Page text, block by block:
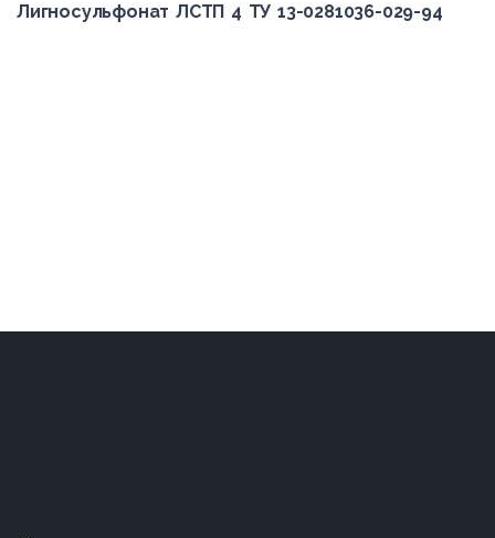
Лигносульфонат ЛСТП 4 ТУ 13-0281036-029-94